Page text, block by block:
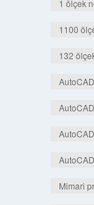
1 ölçek
1100
132
AutoCAD
Mimari